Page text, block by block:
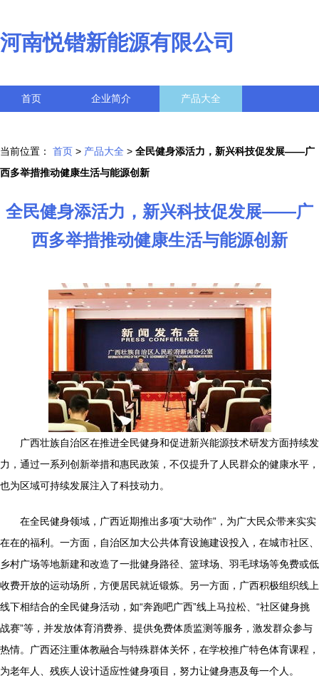
河南悦锴新能源有限公司
首页 企业简介 产品大全
当前位置： 首页 > 产品大全 > 全民健身添活力，新兴科技促发展——广
西多举措推动健康生活与能源创新
全民健身添活力，新兴科技促发展——广
西多举措推动健康生活与能源创新
广西壮族自治区在推进全民健身和促进新兴能源技术研发方面持续发
力，通过一系列创新举措和惠民政策，不仅提升了人民群众的健康水平，
也为区域可持续发展注入了科技动力。
在全民健身领域，广西近期推出多项“大动作”，为广大民众带来实实
在在的福利。一方面，自治区加大公共体育设施建设投入，在城市社区、
乡村广场等地新建和改造了一批健身路径、篮球场、羽毛球场等免费或低
收费开放的运动场所，方便居民就近锻炼。另一方面，广西积极组织线上
线下相结合的全民健身活动，如“奔跑吧广西”线上马拉松、“社区健身挑
战赛”等，并发放体育消费券、提供免费体质监测等服务，激发群众参与
热情。广西还注重体教融合与特殊群体关怀，在学校推广特色体育课程，
为老年人、残疾人设计适应性健身项目，努力让健身惠及每一个人。